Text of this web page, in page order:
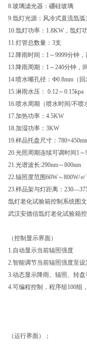
8.玻璃滤光器：硼硅玻璃
9.氙灯光源：风冷式直流氙弧
10.氙灯功率：1.8KW，氙灯
11.灯管总数量：3支
12.降雨时间：1～9999分钟
13.降雨周期：1～240分钟，
14.喷水嘴孔径：Ф0.8mm（
15.淋雨水压： 0.12～0.15kpa
16.喷水周期（喷水时间/不喷
17.加热功率：4.5KW
18.加湿功率：3KW
19.样品托盘尺寸：
20.光照周期连续可调时间1～
21.光谱波长:290nm～800nm
22.辐照度范围60W～800W/㎡
23.样品架与灯距离：
氙灯老化试验箱控制系统图
武汉安德信氙灯老化试验箱
（控制显示界面）
1.自动显示当前辐照强度
2.智能调节当前辐照强度至设
3.动态显示降雨、辐照、转
4.可编程控制，程序组100组
（运行界面）；